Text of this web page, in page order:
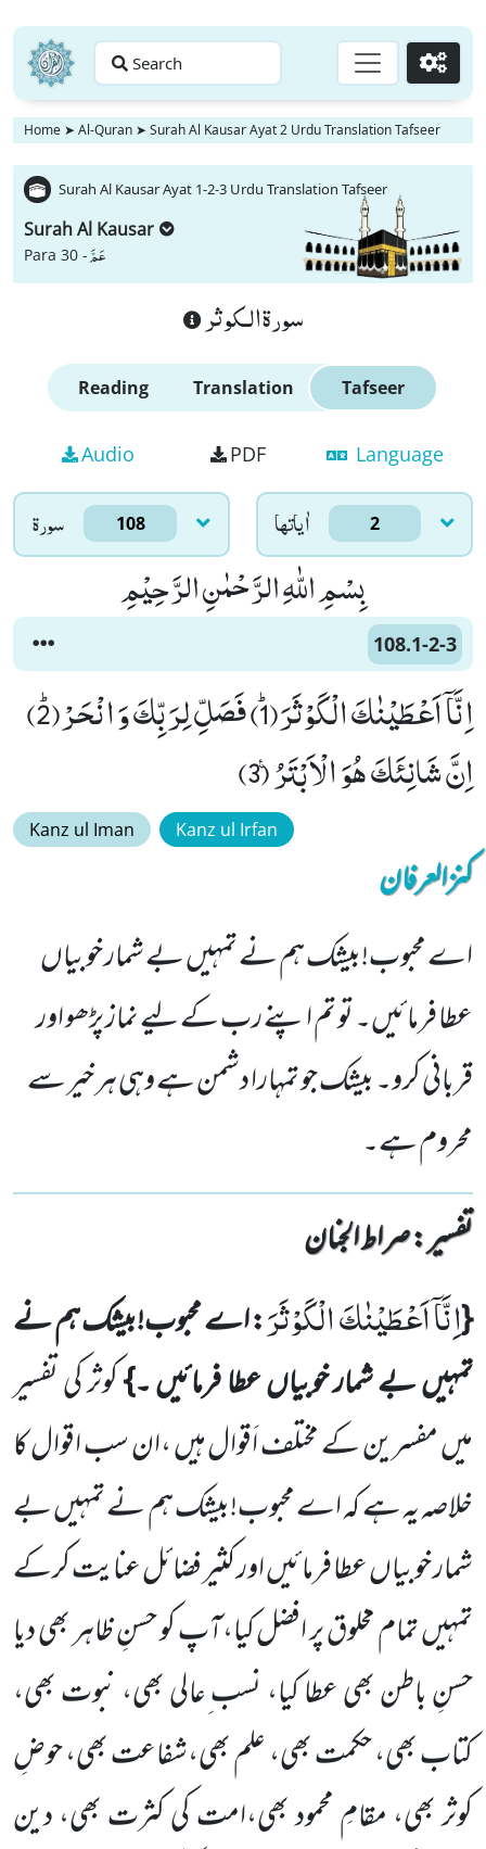
Search Go
Home ➤ Al-Quran ➤ Surah Al Kausar Ayat 2 Urdu Translation Tafseer
Surah Al Kausar Ayat 1-2-3 Urdu Translation Tafseer
Surah Al Kausar
Para 30 -عَمَّ
سورة الـكوثر
Reading Translation Tafseer
Audio PDF Language
سورۃ 108 اٰياتها 2
بِسْمِ اللّٰهِ الرَّحْمٰنِ الرَّحِیْمِ
108.1-2-3
اِنَّاۤ اَعْطَیْنٰكَ الْكَوْثَرَﭤ(1) فَصَلِّ لِرَبِّكَ وَ انْحَرْﭤ(2)
اِنَّ شَانِئَكَ هُوَ الْاَبْتَرُ۠ (3)
Kanz ul Iman Kanz ul Irfan
کنزالعرفان
اے محبوب!بیشک ہم نے تمہیں بے شمار خوبیاں
عطا فرمائیں۔ تو تم اپنے رب کے لیے نماز پڑھو اور
قربانی کرو۔ بیشک جو تمہارا دشمن ہے وہی ہر خیر سے
محروم ہے۔
تفسیر : ‎صراط الجنان
{اِنَّاۤ اَعْطَیْنٰكَ الْكَوْثَرَ: اے محبوب!بیشک ہم نے
تمہیں بے شمار خوبیاں عطا فرمائیں ۔}کوثر کی تفسیر
میں مفسرین کے مختلف اَقوال ہیں ،ان سب اقوال کا
خلاصہ یہ ہے کہ اے محبوب!بیشک ہم نے تمہیں بے
شمار خوبیاں عطا فرمائیں اور کثیر فضائل عنایت کرکے
تمہیں تمام مخلوق پر افضل کیا،آپ کو حسنِ ظاہر بھی دیا
حسنِ باطن بھی عطا کیا، نسب ِعالی بھی، نبوت بھی،
کتاب بھی، حکمت بھی، علم بھی،شفاعت بھی، حوضِ
کوثر بھی، مقامِ محمود بھی،امت کی کثرت بھی، دین